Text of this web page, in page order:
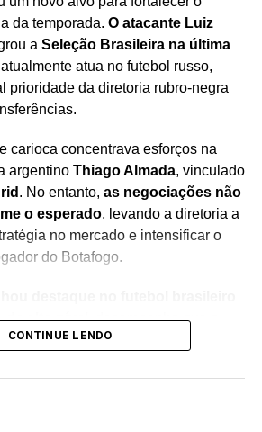
da temporada. O atacante Luiz
a Seleção Brasileira na última
atua no futebol russo,
prioridade da diretoria rubro-negra
carioca concentrava esforços na
argentino Thiago Almada, vinculado
. No entanto, as negociações não
o esperado, levando a diretoria a
no mercado e intensificar o
do Botafogo.
de alto nível, desempenho que o
e despertou o interesse de
monitorados pelo Flamengo
CONTINUE LENDO